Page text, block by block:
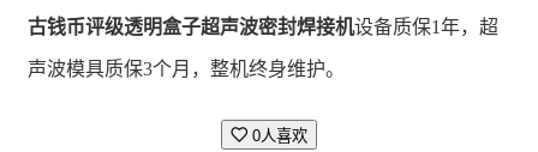
古钱币评级透明盒子超声波密封焊接机设备质保1年，超
声波模具质保3个月，整机终身维护。
0人喜欢